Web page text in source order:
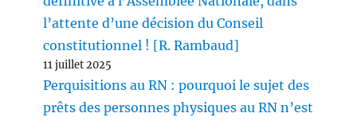
l’attente d’une décision du Conseil
constitutionnel ! [R. Rambaud]
11 juillet 2025
Perquisitions au RN : pourquoi le sujet des
prêts des personnes physiques au RN n’est